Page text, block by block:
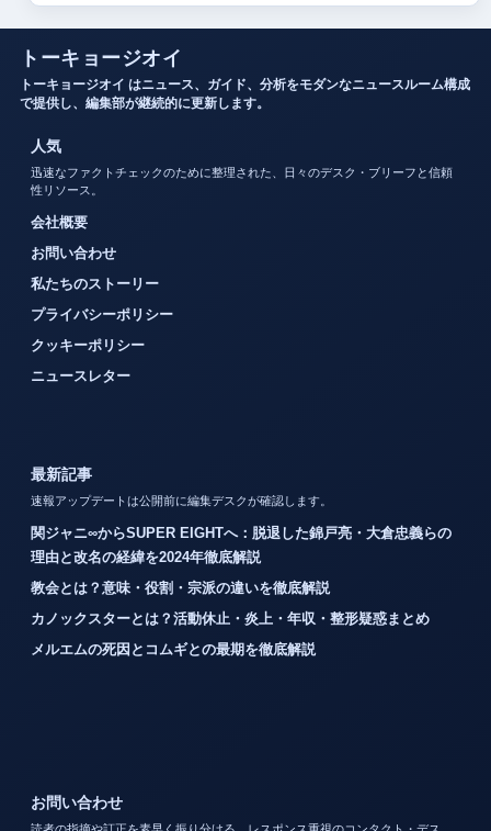
トーキョージオイ
トーキョージオイ はニュース、ガイド、分析をモダンなニュースルーム構成
で提供し、編集部が継続的に更新します。
人気
迅速なファクトチェックのために整理された、日々のデスク・ブリーフと信頼
性リソース。
会社概要
お問い合わせ
私たちのストーリー
プライバシーポリシー
クッキーポリシー
ニュースレター
最新記事
速報アップデートは公開前に編集デスクが確認します。
関ジャニ∞からSUPER EIGHTへ：脱退した錦戸亮・大倉忠義らの
理由と改名の経緯を2024年徹底解説
教会とは？意味・役割・宗派の違いを徹底解説
カノックスターとは？活動休止・炎上・年収・整形疑惑まとめ
メルエムの死因とコムギとの最期を徹底解説
お問い合わせ